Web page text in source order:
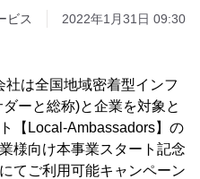
ビス 2022年1月31日 09:30
は全国地域密着型インフ
ーと総称)と企業を対象と
【Local-Ambassadors】の
様向け本事業スタート記念
てご利用可能キャンペーン